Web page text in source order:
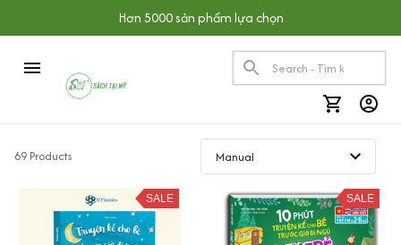
Hơn 5000 sản phẩm lựa chọn
69 Products
SALE SALE